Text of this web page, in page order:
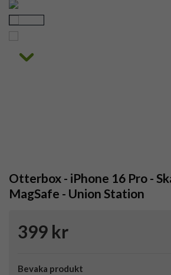
Otterbox - iPhone 16 Pro -
MagSafe - Union Station
399 kr
Bevaka produkt